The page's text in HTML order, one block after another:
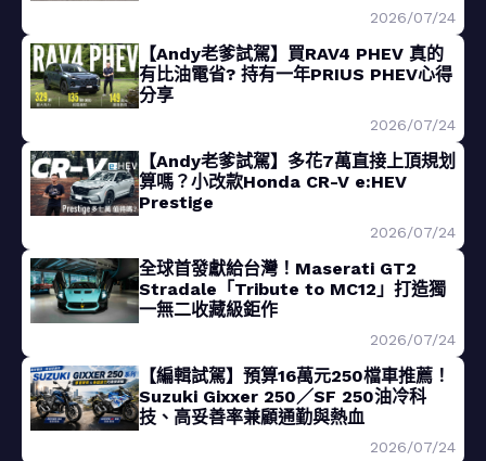
2026/07/24
【Andy老爹試駕】買RAV4 PHEV 真的
有比油電省? 持有一年PRIUS PHEV心得
分享
2026/07/24
【Andy老爹試駕】多花7萬直接上頂規划
算嗎？小改款Honda CR-V e:HEV
Prestige
2026/07/24
全球首發獻給台灣！Maserati GT2
Stradale「Tribute to MC12」打造獨
一無二收藏級鉅作
2026/07/24
【編輯試駕】預算16萬元250檔車推薦！
Suzuki Gixxer 250／SF 250油冷科
技、高妥善率兼顧通勤與熱血
2026/07/24